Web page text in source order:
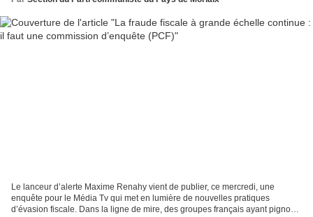
Le lanceur d’alerte Maxime Renahy vient de publier, ce mercredi, une
enquête pour le Média Tv qui met en lumière de nouvelles pratiques
d’évasion fiscale. Dans la ligne de mire, des groupes français ayant pignon